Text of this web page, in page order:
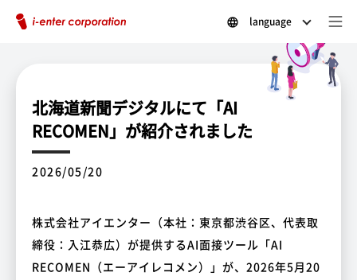
language
北海道新聞デジタルにて「AI
RECOMEN」が紹介されました
2026/05/20
株式会社アイエンター（本社：東京都渋谷区、代表取
締役：入江恭広）が提供するAI面接ツール「AI
RECOMEN（エーアイレコメン）」が、2026年5月20